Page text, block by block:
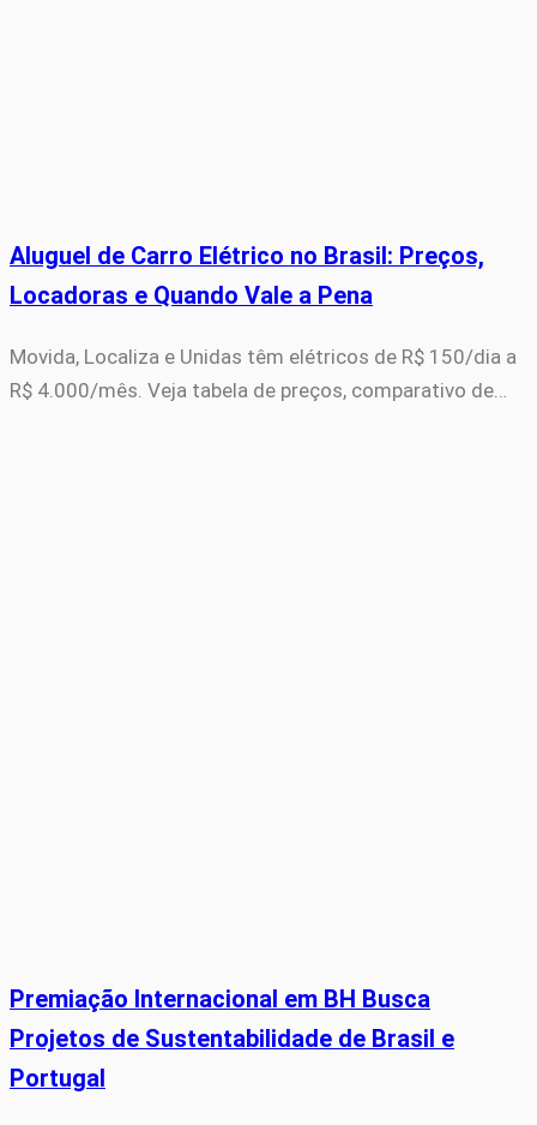
Aluguel de Carro Elétrico no Brasil: Preços,
Locadoras e Quando Vale a Pena
Movida, Localiza e Unidas têm elétricos de R$ 150/dia a
R$ 4.000/mês. Veja tabela de preços, comparativo de…
Premiação Internacional em BH Busca
Projetos de Sustentabilidade de Brasil e
Portugal